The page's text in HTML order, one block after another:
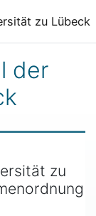
zu Lübeck
der
zu